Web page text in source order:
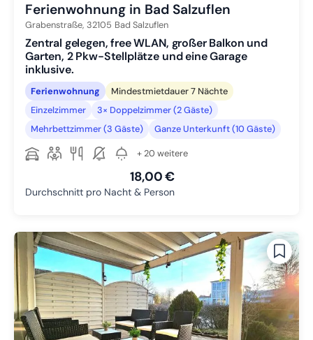
Ferienwohnung in Bad Salzuflen
Grabenstraße, 32105 Bad Salzuflen
Zentral gelegen, free WLAN, großer Balkon und
Garten, 2 Pkw-Stellplätze und eine Garage
inklusive.
Ferienwohnung
Mindestmietdauer 7 Nächte
Einzelzimmer
3× Doppelzimmer (2 Gäste)
Mehrbettzimmer (3 Gäste)
Ganze Unterkunft (10 Gäste)
+ 20 weitere
18,00 €
Durchschnitt pro Nacht & Person